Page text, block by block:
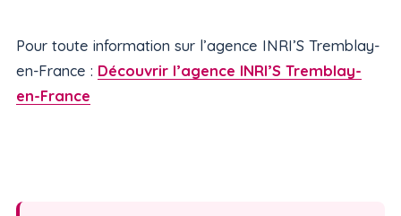
Pour toute information sur l’agence INRI’S Tremblay-
en-France : Découvrir l’agence INRI’S Tremblay-
en-France